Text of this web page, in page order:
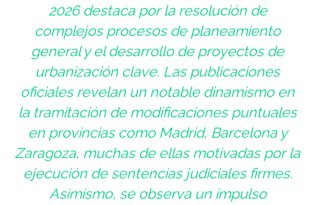
2026 destaca por la resolución de
complejos procesos de planeamiento
general y el desarrollo de proyectos de
urbanización clave. Las publicaciones
oficiales revelan un notable dinamismo en
la tramitación de modificaciones puntuales
en provincias como Madrid, Barcelona y
Zaragoza, muchas de ellas motivadas por la
ejecución de sentencias judiciales firmes.
Asimismo, se observa un impulso